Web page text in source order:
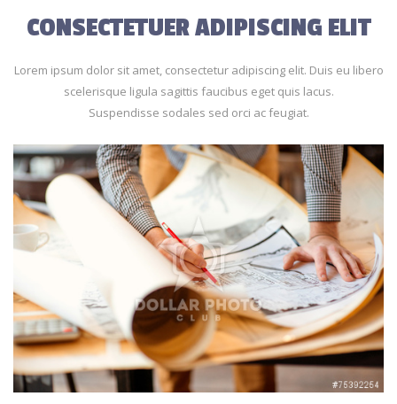
CONSECTETUER ADIPISCING ELIT
Lorem ipsum dolor sit amet, consectetur adipiscing elit. Duis eu libero
scelerisque ligula sagittis faucibus eget quis lacus.
Suspendisse sodales sed orci ac feugiat.